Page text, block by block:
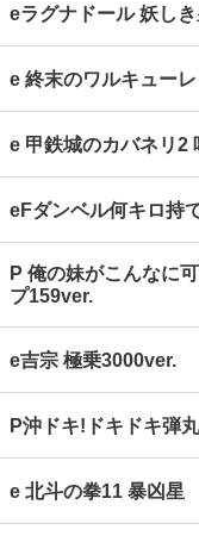
eラグナドール 妖し
e 終末のワルキューレ
e 甲鉄城のカバネリ2
eFダンベル何キロ持
P 俺の妹がこんなに
プ159ver.
e吉宗 極乗3000ver.
P沖ドキ!ドキドキ弾
e 北斗の拳11 暴凶星